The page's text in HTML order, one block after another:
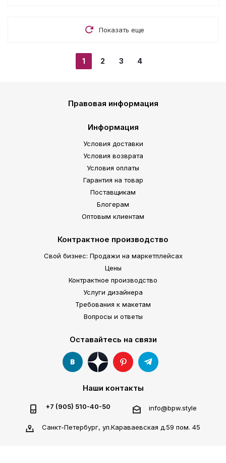
Показать еще
1 2 3 4
Правовая информация
Информация
Условия доставки
Условия возврата
Условия оплаты
Гарантия на товар
Поставщикам
Блогерам
Оптовым клиентам
Контрактное производство
Свой бизнес: Продажи на маркетплейсах
Цены
Контрактное производство
Услуги дизайнера
Требования к макетам
Вопросы и ответы
Оставайтесь на связи
Наши контакты
+7 (905) 510-40-50 info@bpw.style
Санкт-Петербург, ул.Караваевская д.59 пом. 45